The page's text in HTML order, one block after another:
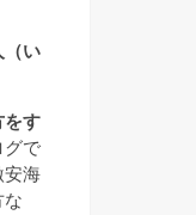
（い
をす
グで
安海
な